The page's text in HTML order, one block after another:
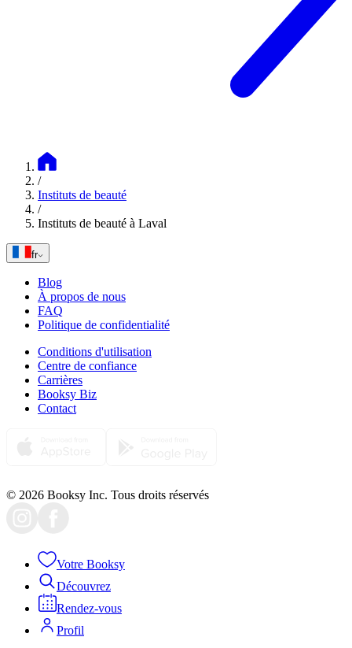
/
Instituts de beauté
/
Instituts de beauté à Laval
fr
Blog
À propos de nous
FAQ
Politique de confidentialité
Conditions d'utilisation
Centre de confiance
Carrières
Booksy Biz
Contact
© 2026 Booksy Inc. Tous droits réservés
Votre Booksy
Découvrez
Rendez-vous
Profil